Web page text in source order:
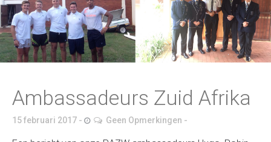
Ambassadeurs Zuid Afrika
15 februari 2017 Geen Opmerkingen